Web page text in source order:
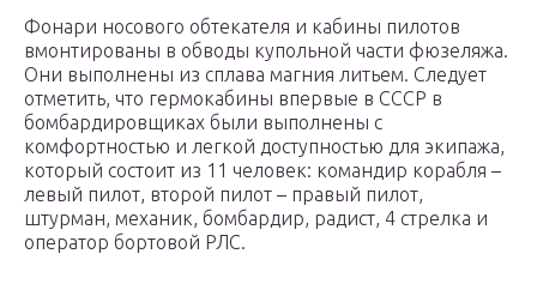
Фонари носового обтекателя и кабины пилотов
вмонтированы в обводы купольной части фюзеляжа.
Они выполнены из сплава магния литьем. Следует
отметить, что гермокабины впервые в СССР в
бомбардировщиках были выполнены с
комфортностью и легкой доступностью для экипажа,
который состоит из 11 человек: командир корабля –
левый пилот, второй пилот – правый пилот,
штурман, механик, бомбардир, радист, 4 стрелка и
оператор бортовой РЛС.